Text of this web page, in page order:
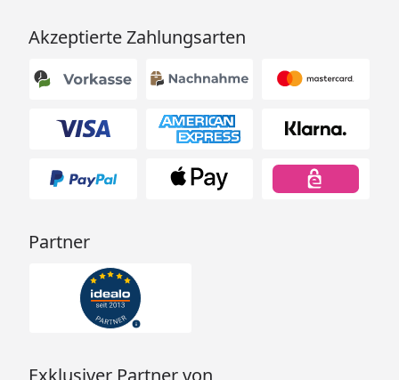
Akzeptierte Zahlungsarten
Partner
Exklusiver Partner von